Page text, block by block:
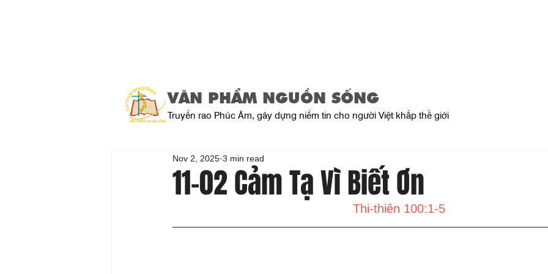
VĂN PHẨM NGUỒN SỐNG
Truyền rao Phúc Âm, gây dựng niềm tin cho người Việt khắp thế giới
11-02 Cảm Tạ Vì Biết Ơn
Nov 2, 2025 3 min read
Thi-thiên 100:1-5